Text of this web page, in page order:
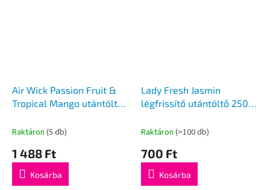
Air Wick Passion Fruit &
Tropical Mango utántöltő
Raktáron (5 db)
1 488 Ft
Kosárba
Lady Fresh Jasmin
légfrissítő utántöltő 250
Raktáron (>100 db)
700 Ft
Kosárba